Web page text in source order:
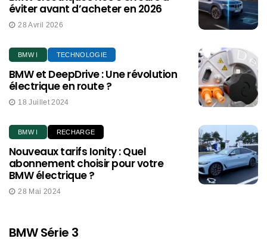
éviter avant d’acheter en 2026
28 Avril 2026
BMW I TECHNOLOGIE
BMW et DeepDrive : Une révolution
électrique en route ?
18 Juillet 2024
BMW I RECHARGE
Nouveaux tarifs Ionity : Quel
abonnement choisir pour votre
BMW électrique ?
28 Mai 2024
BMW Série 3